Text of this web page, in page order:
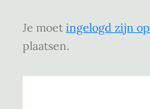
Je moetingelogd zijn op
plaatsen.